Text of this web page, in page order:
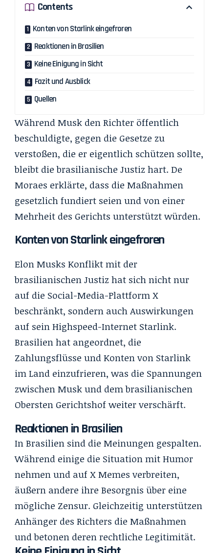
Contents
Konten von Starlink eingefroren
Reaktionen in Brasilien
Keine Einigung in Sicht
Fazit und Ausblick
Quellen
Während Musk den Richter öffentlich
beschuldigte, gegen die Gesetze zu
verstoßen, die er eigentlich schützen sollte,
bleibt die brasilianische Justiz hart. De
Moraes erklärte, dass die Maßnahmen
gesetzlich fundiert seien und von einer
Mehrheit des Gerichts unterstützt würden.
Konten von Starlink eingefroren
Elon Musks Konflikt mit der
brasilianischen Justiz hat sich nicht nur
auf die Social-Media-Plattform X
beschränkt, sondern auch Auswirkungen
auf sein Highspeed-Internet Starlink.
Brasilien hat angeordnet, die
Zahlungsflüsse und Konten von Starlink
im Land einzufrieren, was die Spannungen
zwischen Musk und dem brasilianischen
Obersten Gerichtshof weiter verschärft.
Reaktionen in Brasilien
In Brasilien sind die Meinungen gespalten.
Während einige die Situation mit Humor
nehmen und auf X Memes verbreiten,
äußern andere ihre Besorgnis über eine
mögliche Zensur. Gleichzeitig unterstützen
Anhänger des Richters die Maßnahmen
und betonen deren rechtliche Legitimität.